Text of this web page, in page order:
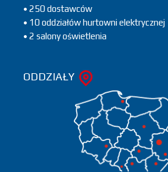
• 250 dostawców
• 10 oddziałów hurtowni elektrycznej
• 2 salony oświetlenia
ODDZIAŁY